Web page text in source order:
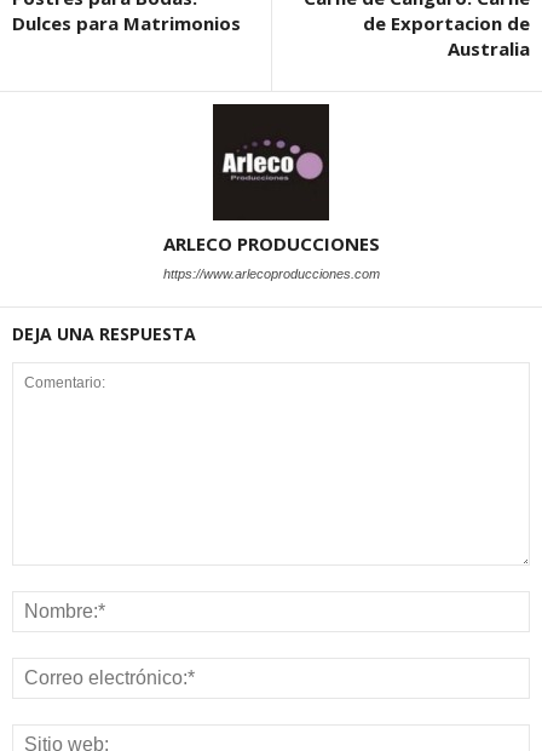
Dulces para Matrimonios
de Exportacion de
Australia
ARLECO PRODUCCIONES
https://www.arlecoproducciones.com
DEJA UNA RESPUESTA